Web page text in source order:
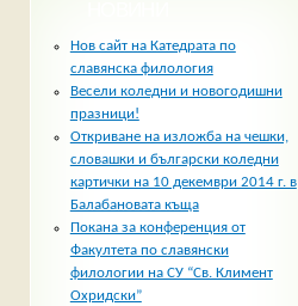
Нов сайт на Катедрата по
славянска филология
Весели коледни и новогодишни
празници!
Откриване на изложба на чешки,
словашки и български коледни
картички на 10 декември 2014 г. в
Балабановата къща
Покана за конференция от
Факултета по славянски
филологии на СУ “Св. Климент
Охридски”